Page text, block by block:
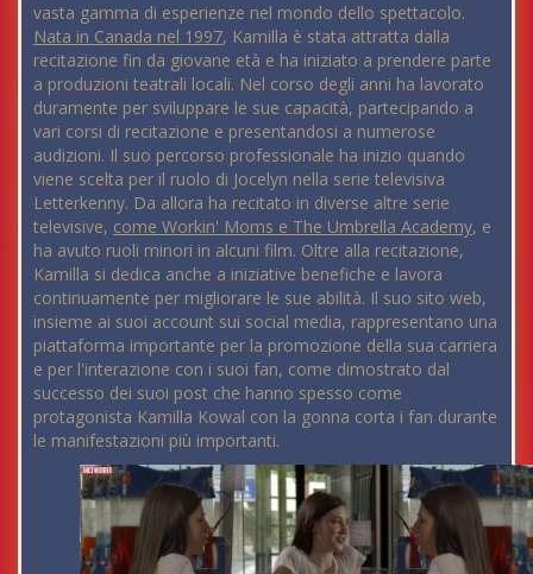
vasta gamma di esperienze nel mondo dello spettacolo.
Nata in Canada nel 1997, Kamilla è stata attratta dalla
recitazione fin da giovane età e ha iniziato a prendere parte
a produzioni teatrali locali. Nel corso degli anni ha lavorato
duramente per sviluppare le sue capacità, partecipando a
vari corsi di recitazione e presentandosi a numerose
audizioni. Il suo percorso professionale ha inizio quando
viene scelta per il ruolo di Jocelyn nella serie televisiva
Letterkenny. Da allora ha recitato in diverse altre serie
televisive, come Workin' Moms e The Umbrella Academy, e
ha avuto ruoli minori in alcuni film. Oltre alla recitazione,
Kamilla si dedica anche a iniziative benefiche e lavora
continuamente per migliorare le sue abilità. Il suo sito web,
insieme ai suoi account sui social media, rappresentano una
piattaforma importante per la promozione della sua carriera
e per l'interazione con i suoi fan, come dimostrato dal
successo dei suoi post che hanno spesso come
protagonista Kamilla Kowal con la gonna corta i fan durante
le manifestazioni più importanti.